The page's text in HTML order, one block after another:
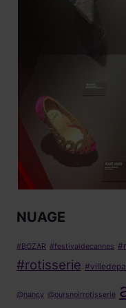
NUAGE
#BOZAR #festivaldecannes
#rotisserie
@nancy @oursnoirrotisserie